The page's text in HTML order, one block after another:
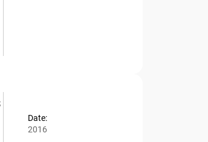
Date:
2016